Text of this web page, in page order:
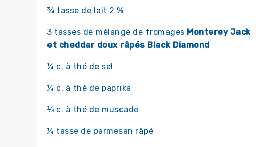
¾ tasse de lait 2 %
3 tasses de mélange de fromages Monterey Jack
et cheddar doux râpés Black Diamond
¼ c. à thé de sel
¼ c. à thé de paprika
⅛ c. à thé de muscade
¼ tasse de parmesan râpé